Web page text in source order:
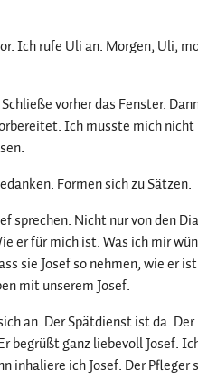
Ich rufe Uli an. Morgen, Uli,
vorher das Fenster.
Ich musste mich
Formen sich zu Sätzen.
sprechen. Nicht nur von den
er für mich ist. Was ich mir
sie Josef so nehmen, wie er
mit unserem Josef.
an. Der Spätdienst ist da. Der
begrüßt ganz liebevoll Josef.
inhaliere ich Josef. Der Pfleger